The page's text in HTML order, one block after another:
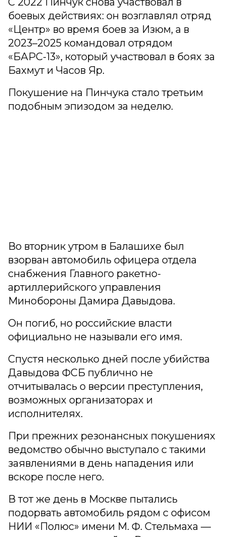
боевых действиях: он возглавлял отряд
«Центр» во время боев за Изюм, а в
2023–2025 командовал отрядом
«БАРС-13», который участвовал в боях за
Бахмут и Часов Яр.
Покушение на Пинчука стало третьим
подобным эпизодом за неделю.
Во вторник утром в Балашихе был
взорван автомобиль офицера отдела
снабжения Главного ракетно-
артиллерийского управления
Минобороны Дамира Давыдова.
Он погиб, но российские власти
официально не называли его имя.
Спустя несколько дней после убийства
Давыдова ФСБ публично не
отчитывалась о версии преступления,
возможных организаторах и
исполнителях.
При прежних резонансных покушениях
ведомство обычно выступало с такими
заявлениями в день нападения или
вскоре после него.
В тот же день в Москве пытались
подорвать автомобиль рядом с офисом
НИИ «Полюс» имени М. Ф. Стельмаха —